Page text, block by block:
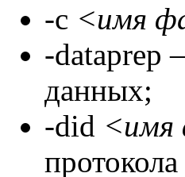
-с <имя
-dataprep
данных;
-did